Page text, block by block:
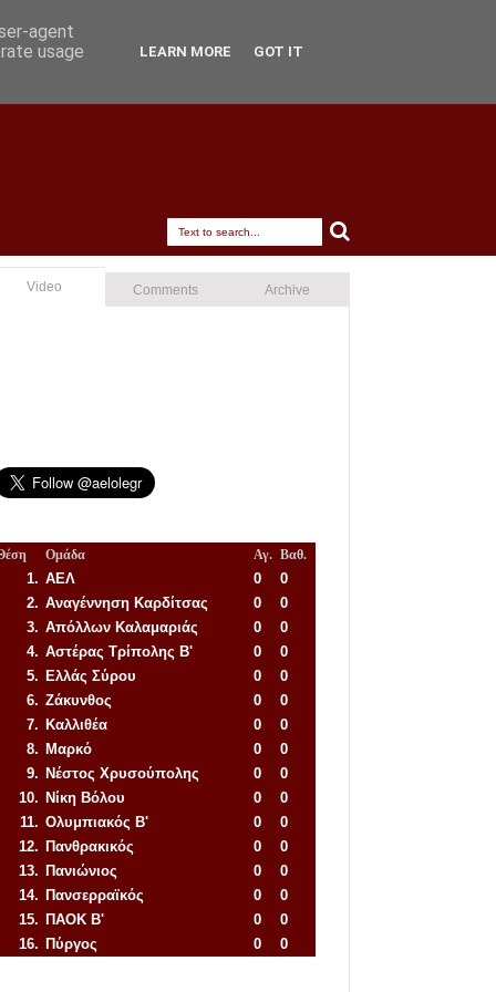
Video Comments Archive
Ομάδα Αγ. Βαθ.
1. ΑΕΛ 0
0
2. Αναγέννηση Καρδίτσας 0
0
3. Απόλλων Καλαμαριάς 0
0
4. Αστέρας Τρίπολης Β' 0
0
5. Ελλάς Σύρου 0
0
6. Ζάκυνθος 0
0
7. Καλλιθέα 0
0
8. Μαρκό 0
0
9. Νέστος Χρυσούπολης 0
0
10. Νίκη Βόλου 0
0
11. Ολυμπιακός Β' 0
0
12. Πανθρακικός 0
0
13. Πανιώνιος 0
0
14. Πανσερραϊκός 0
0
15. ΠΑΟΚ Β' 0
0
16. Πύργος 0
0
agent
usage
LEARN MORE GOT IT